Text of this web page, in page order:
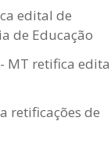
edital de
de Educação
MT retifica
retificações de